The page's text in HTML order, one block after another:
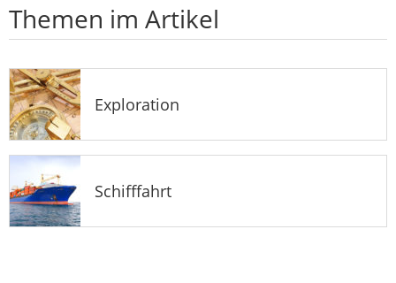
Themen im Artikel
Exploration
Schifffahrt